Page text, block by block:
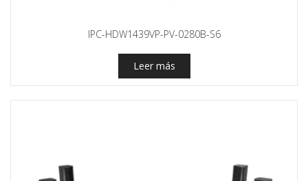
IPC-HDW1439VP-PV-0280B-S6
Leer más